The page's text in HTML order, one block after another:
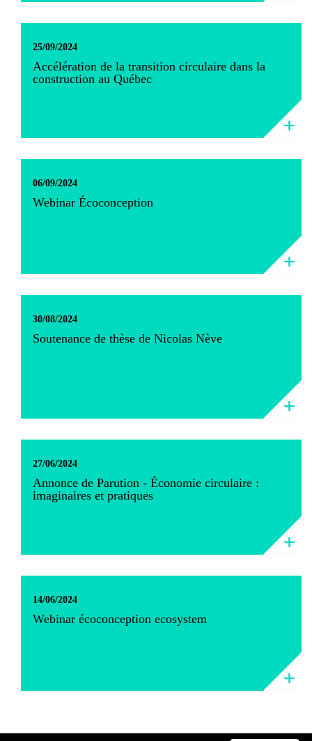
25/09/2024
Accélération de la transition circulaire dans la
construction au Québec
06/09/2024
Webinar Écoconception
30/08/2024
Soutenance de thèse de Nicolas Nève
27/06/2024
Annonce de Parution - Économie circulaire :
imaginaires et pratiques
14/06/2024
Webinar écoconception ecosystem